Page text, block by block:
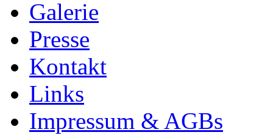
Galerie
Presse
Kontakt
Links
Impressum & AGBs